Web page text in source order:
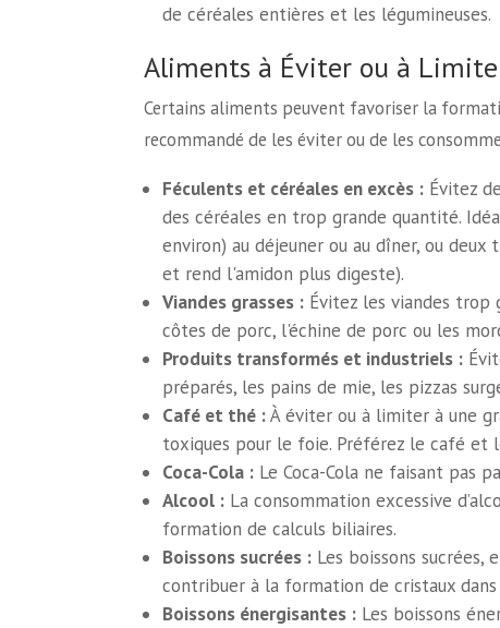
de céréales entières et les légumineuses.
Aliments à Éviter ou à
Certains aliments peuvent favoriser la
recommandé de les éviter ou de les
Féculents et céréales en excès :Évitez
des céréales en trop grande quantité.
environ) au déjeuner ou au dîner, ou
et rend l'amidon plus digeste).
Viandes grasses :Évitez les viandes trop
côtes de porc, l'échine de porc ou les
Produits transformés et industriels :
préparés, les pains de mie, les pizzas
Café et thé :À éviter ou à limiter à une
toxiques pour le foie. Préférez le café et
Coca-Cola :Le Coca-Cola ne faisant pas
Alcool :La consommation excessive
formation de calculs biliaires.
Boissons sucrées :Les boissons sucrées,
contribuer à la formation de cristaux
Boissons énergisantes :Les boissons